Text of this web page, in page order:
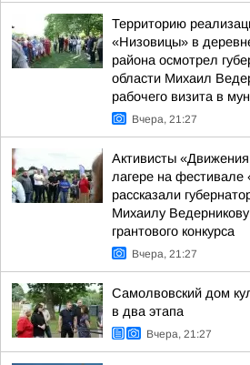
Территорию
«Низовицы» в
района осмотрел
области Михаил
рабочего визита в
Вчера, 21:27
Активисты
лагере на
рассказали
Михаилу
грантового конкурса
Вчера, 21:27
Самолвовский дом
в два этапа
Вчера, 21:27